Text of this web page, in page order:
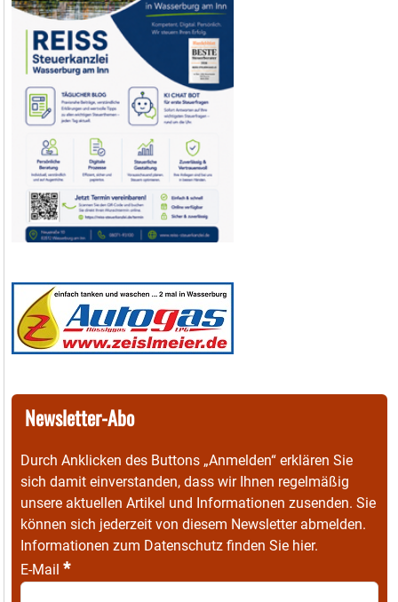
Newsletter-Abo
Durch Anklicken des Buttons „Anmelden“ erklären Sie
sich damit einverstanden, dass wir Ihnen regelmäßig
unsere aktuellen Artikel und Informationen zusenden. Sie
können sich jederzeit von diesem Newsletter abmelden.
Informationen zum Datenschutz finden Sie hier.
E-Mail *